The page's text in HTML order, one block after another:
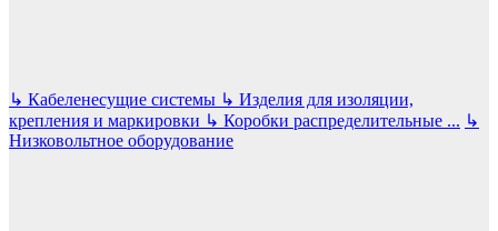
↳ Кабеленесущие системы ↳ Изделия для изоляции,
крепления и маркировки ↳ Коробки распределительные ... ↳
Низковольтное оборудование